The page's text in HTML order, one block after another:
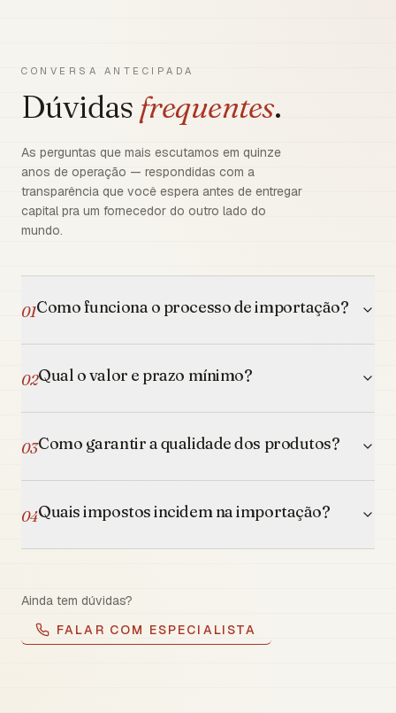
CONVERSA ANTECIPADA
Dúvidas frequentes.
As perguntas que mais escutamos em quinze
anos de operação — respondidas com a
transparência que você espera antes de entregar
capital pra um fornecedor do outro lado do
mundo.
01Como funciona o processo de importação?
02Qual o valor e prazo mínimo?
03Como garantir a qualidade dos produtos?
04Quais impostos incidem na importação?
Ainda tem dúvidas?
FALAR COM ESPECIALISTA